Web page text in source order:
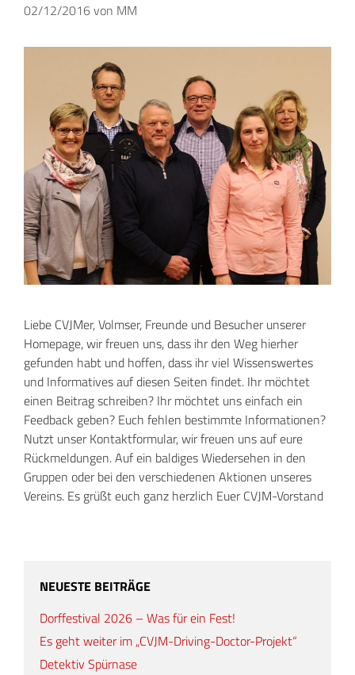
02/12/2016von MM
Liebe CVJMer, Volmser, Freunde und Besucher unserer
Homepage, wir freuen uns, dass ihr den Weg hierher
gefunden habt und hoffen, dass ihr viel Wissenswertes
und Informatives auf diesen Seiten findet. Ihr möchtet
einen Beitrag schreiben? Ihr möchtet uns einfach ein
Feedback geben? Euch fehlen bestimmte Informationen?
Nutzt unser Kontaktformular, wir freuen uns auf eure
Rückmeldungen. Auf ein baldiges Wiedersehen in den
Gruppen oder bei den verschiedenen Aktionen unseres
Vereins. Es grüßt euch ganz herzlich Euer CVJM-Vorstand
NEUESTE BEITRÄGE
Dorffestival 2026 – Was für ein Fest!
Es geht weiter im „CVJM-Driving-Doctor-Projekt“
Detektiv Spürnase